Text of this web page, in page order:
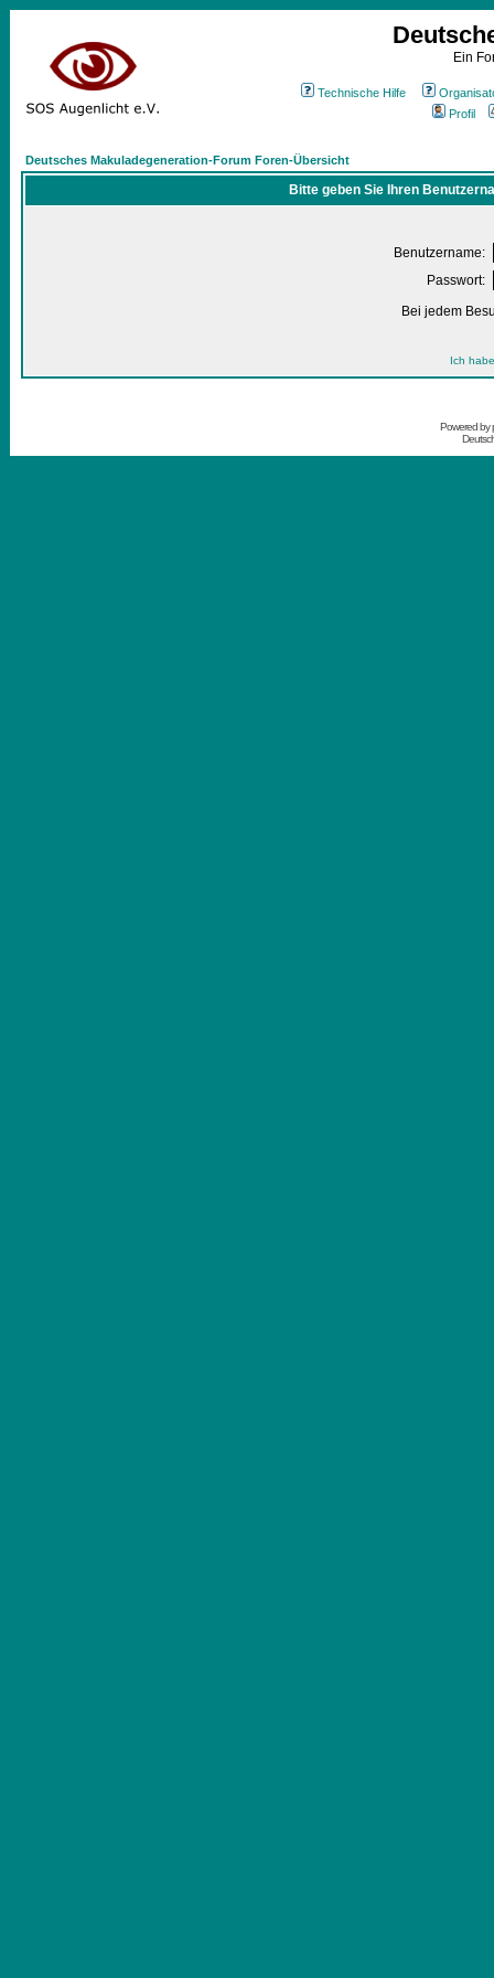
Ein
Technische Hilfe
Profil
Deutsches Makuladegeneration-Forum Foren-Übersicht
Bitte geben Sie Ihren
Benutzername:
Passwort:
Bei jedem
Ich
Powered by